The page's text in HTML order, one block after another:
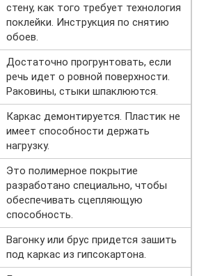
стену, как того требует технология
поклейки. Инструкция по снятию
обоев.
Достаточно прогрунтовать, если
речь идет о ровной поверхности.
Раковины, стыки шпаклюются.
Каркас демонтируется. Пластик не
имеет способности держать
нагрузку.
Это полимерное покрытие
разработано специально, чтобы
обеспечивать сцепляющую
способность.
Вагонку или брус придется зашить
под каркас из гипсокартона.